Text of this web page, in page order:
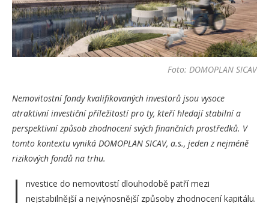
Foto: DOMOPLAN SICAV
Nemovitostní fondy kvalifikovaných investorů jsou vysoce
atraktivní investiční příležitostí pro ty, kteří hledají stabilní a
perspektivní způsob zhodnocení svých finančních prostředků. V
tomto kontextu vyniká DOMOPLAN SICAV, a.s., jeden z nejméně
rizikových fondů na trhu.
I
nvestice do nemovitostí dlouhodobě patří mezi
nejstabilnější a nejvýnosnější způsoby zhodnocení kapitálu.